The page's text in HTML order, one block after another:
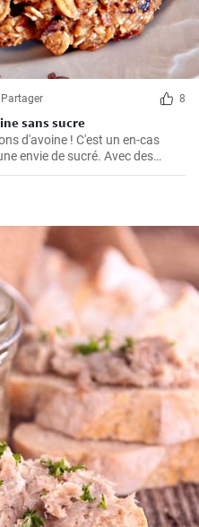
Partager 8
sans sucre
d'avoine ! C'est un en-cas
envie de sucré. Avec des
ont un goût merveilleux. Grâce
cette recette, j'ai trouvé quelques
parfaits.